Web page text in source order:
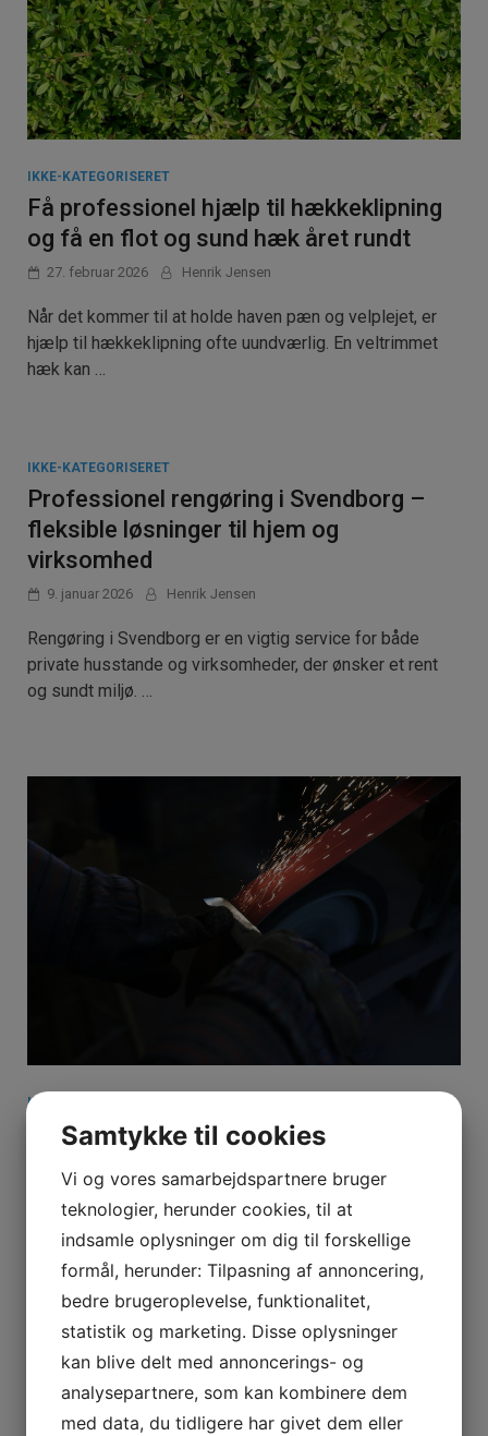
IKKE-KATEGORISERET
Få professionel hjælp til hækkeklipning
og få en flot og sund hæk året rundt
27. februar 2026 Henrik Jensen
Når det kommer til at holde haven pæn og velplejet, er
hjælp til hækkeklipning ofte uundværlig. En veltrimmet
hæk kan …
IKKE-KATEGORISERET
Professionel rengøring i Svendborg –
fleksible løsninger til hjem og
virksomhed
9. januar 2026 Henrik Jensen
Rengøring i Svendborg er en vigtig service for både
private husstande og virksomheder, der ønsker et rent
og sundt miljø. …
IKKE-KATEGORISERET
Sådan vælger og vedligeholder du det
præcision og holdbarhed
Når det kommer til præcisionsarbejde, er det
altafgørende at anvende det rette skærende værktøj.
Skærende værktøj dækker over en bred …
IKKE-KATEGORISERET
Samtykke til cookies
Vi og vores samarbejdspartnere bruger
teknologier, herunder cookies, til at
indsamle oplysninger om dig til forskellige
formål, herunder: Tilpasning af annoncering,
bedre brugeroplevelse, funktionalitet,
statistik og marketing. Disse oplysninger
kan blive delt med annoncerings- og
analysepartnere, som kan kombinere dem
med data, du tidligere har givet dem eller